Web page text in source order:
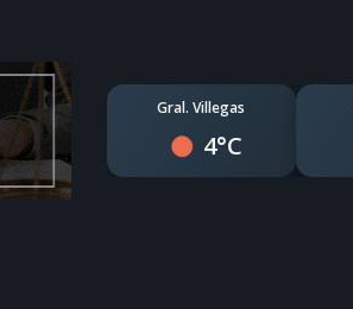
Gral. Villegas
4°C